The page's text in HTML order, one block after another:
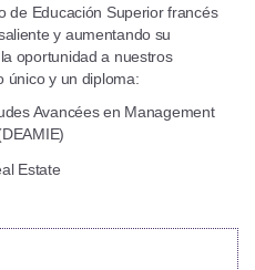
de Educación Superior francés
y aumentando su
oportunidad a nuestros
único y un diploma:
Avancées en Management
Estate